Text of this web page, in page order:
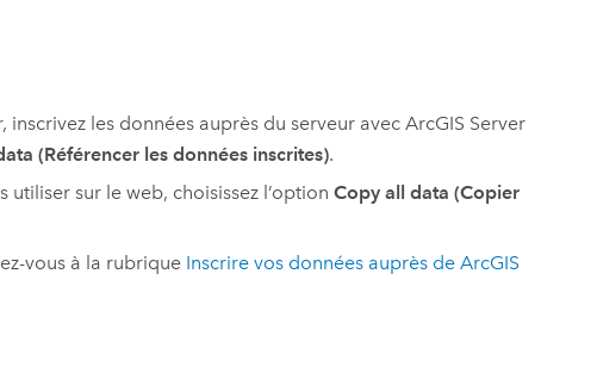
inscrivez les données auprès du serveur avec ArcGIS Server
(Référencer les données inscrites).
sur le web, choisissez l’option Copy all data (Copier
vous à la rubrique Inscrire vos données auprès deArcGIS